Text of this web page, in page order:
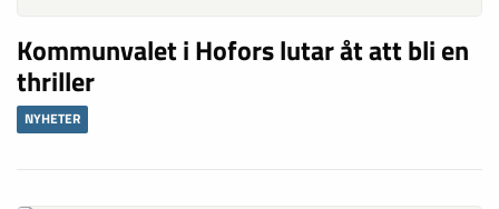
Kommunvalet i Hofors lutar åt att bli en
thriller
NYHETER